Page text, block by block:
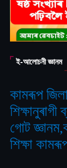
ই-আলোচনী জ্ঞানম
কামৰূপ
গোট
শিক্ষা